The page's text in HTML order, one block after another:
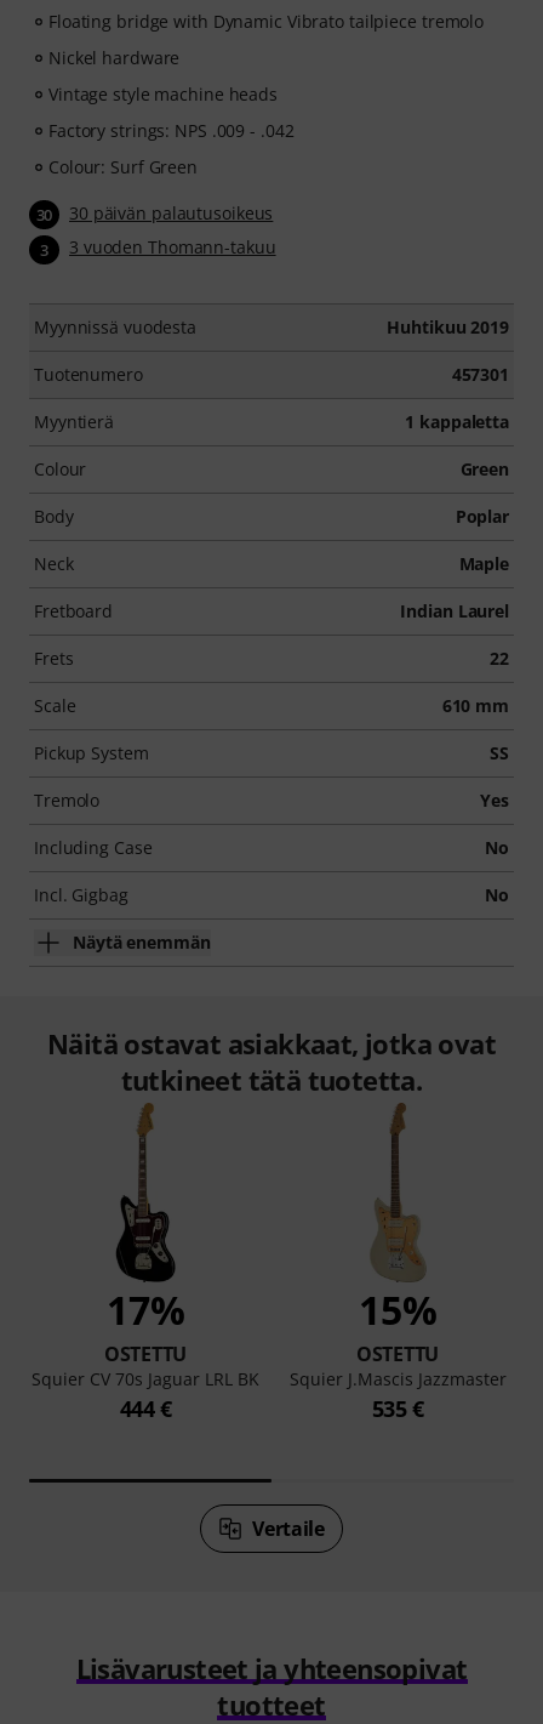
Floating bridge with Dynamic Vibrato tailpiece tremolo
Nickel hardware
Vintage style machine heads
Factory strings: NPS .009 - .042
Colour: Surf Green
30 30 päivän palautusoikeus
3 3 vuoden Thomann-takuu
Myynnissä vuodesta Huhtikuu 2019
Tuotenumero 457301
Myyntierä 1 kappaletta
Colour Green
Body Poplar
Neck Maple
Fretboard Indian Laurel
Frets 22
Scale 610 mm
Pickup System SS
Tremolo Yes
Including Case No
Incl. Gigbag No
Näytä enemmän
Näitä ostavat asiakkaat, jotka ovat
tutkineet tätä tuotetta.
17%
OSTETTU
Squier CV 70s Jaguar LRL BK
444 €
15%
OSTETTU
Squier J.Mascis Jazzmaster
535 €
Vertaile
Lisävarusteet ja yhteensopivat
tuotteet